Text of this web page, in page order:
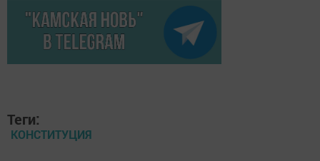
Теги:
КОНСТИТУЦИЯ